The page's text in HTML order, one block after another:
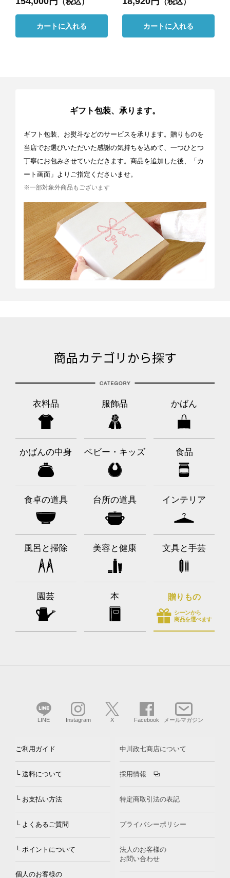
カートに入れる カートに入れる
ギフト包装、承ります。
ギフト包装、お熨斗などのサービスを承ります。贈りものを
当店でお選びいただいた感謝の気持ちを込めて、一つひとつ
丁寧にお包みさせていただきます。商品を追加した後、「カ
ート画面」よりご指定くださいませ。
※一部対象外商品もございます
商品カテゴリから探す
衣料品 服飾品 かばん
かばんの中身 ベビー・キッズ 食品
食卓の道具 台所の道具 インテリア
風呂と掃除 美容と健康 文具と手芸
園芸 本 贈りもの
シーンから
商品を選べます
LINE Instagram X Facebook メールマガジン
ご利用ガイド
└ 送料について
└ お支払い方法
└ よくあるご質問
└ ポイントについて
個人のお客様の
中川政七商店について
採用情報
特定商取引法の表記
プライバシーポリシー
法人のお客様の
お問い合わせ